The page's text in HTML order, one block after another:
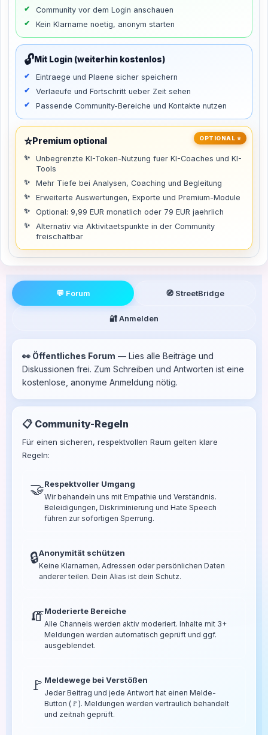
Community vor dem Login anschauen
Kein Klarname noetig, anonym starten
🔓Mit Login (weiterhin kostenlos)
Eintraege und Plaene sicher speichern
Verlaeufe und Fortschritt ueber Zeit sehen
Passende Community-Bereiche und Kontakte nutzen
OPTIONAL ⭐
⭐Premium optional
Unbegrenzte KI-Token-Nutzung fuer KI-Coaches und KI-
Tools
Mehr Tiefe bei Analysen, Coaching und Begleitung
Erweiterte Auswertungen, Exporte und Premium-Module
Optional: 9,99 EUR monatlich oder 79 EUR jaehrlich
Alternativ via Aktivitaetspunkte in der Community
freischaltbar
💬 Forum 🧭 StreetBridge
🔐 Anmelden
👀 Öffentliches Forum — Lies alle Beiträge und
Diskussionen frei. Zum Schreiben und Antworten ist eine
kostenlose, anonyme Anmeldung nötig.
📋 Community-Regeln
Für einen sicheren, respektvollen Raum gelten klare
Regeln:
🤝Respektvoller Umgang
Wir behandeln uns mit Empathie und Verständnis.
Beleidigungen, Diskriminierung und Hate Speech
führen zur sofortigen Sperrung.
🔒Anonymität schützen
Keine Klarnamen, Adressen oder persönlichen Daten
anderer teilen. Dein Alias ist dein Schutz.
🧯Moderierte Bereiche
Alle Channels werden aktiv moderiert. Inhalte mit 3+
Meldungen werden automatisch geprüft und ggf.
ausgeblendet.
🚩 Meldewege bei Verstößen
Jeder Beitrag und jede Antwort hat einen Melde-
Button (🚩). Meldungen werden vertraulich behandelt
und zeitnah geprüft.